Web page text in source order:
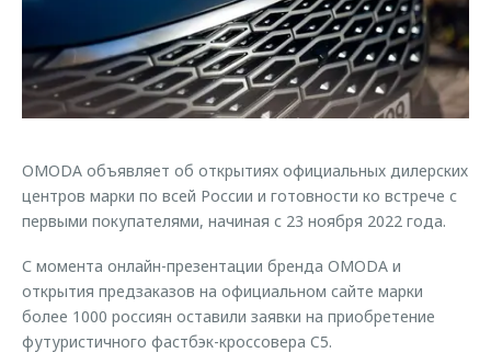
Кредитный калькулятор
Аксессуары
Оригинальные аксессуары
Запчасти
Калькулятор трейд-ин
Руководства по эксплуатации
Клиентская поддержка
O&J Автоклуб
Приложение O&J
Аксессуары
Оригинальные аксессуары
Запчасти
Обратная связь
OMODA объявляет об открытиях официальных дилерских
центров марки по всей России и готовности ко встрече с
первыми покупателями, начиная с 23 ноября 2022 года.
С момента онлайн-презентации бренда OMODA и
открытия предзаказов на официальном сайте марки
более 1000 россиян оставили заявки на приобретение
футуристичного фастбэк-кроссовера C5.